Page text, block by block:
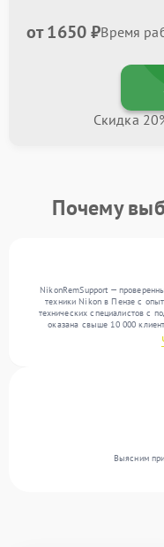
от 1650 ₽Время
Скидка
Почему
NikonRemSupport —
техники Nikon в Пензе с
технических специалистов с
оказана свыше 10 000
превысило 12 000.
включая , , . Мы выполняем
Выясним